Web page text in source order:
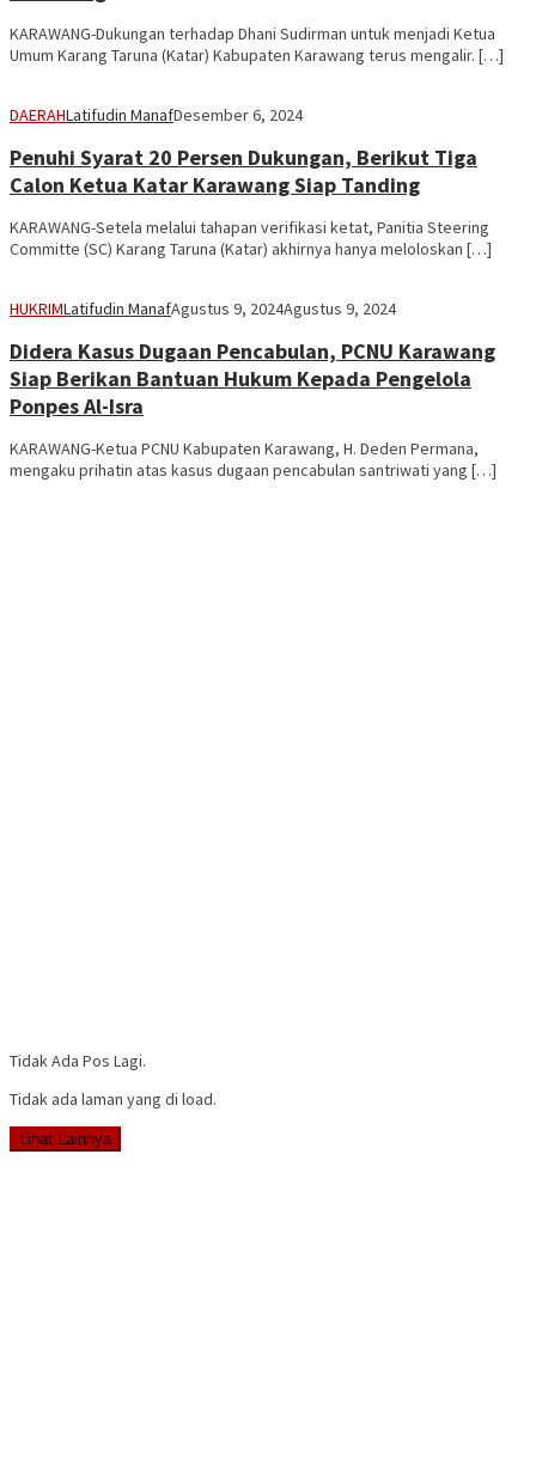
KARAWANG-Dukungan terhadap Dhani Sudirman untuk menjadi Ketua
Umum Karang Taruna (Katar) Kabupaten Karawang terus mengalir. […]
DAERAHLatifudin ManafDesember 6, 2024
Penuhi Syarat 20 Persen Dukungan, Berikut Tiga
Calon Ketua Katar Karawang Siap Tanding
KARAWANG-Setela melalui tahapan verifikasi ketat, Panitia Steering
Committe (SC) Karang Taruna (Katar) akhirnya hanya meloloskan […]
HUKRIMLatifudin ManafAgustus 9, 2024Agustus 9, 2024
Didera Kasus Dugaan Pencabulan, PCNU Karawang
Siap Berikan Bantuan Hukum Kepada Pengelola
Ponpes Al-Isra
KARAWANG-Ketua PCNU Kabupaten Karawang, H. Deden Permana,
mengaku prihatin atas kasus dugaan pencabulan santriwati yang […]
Tidak Ada Pos Lagi.
Tidak ada laman yang di load.
Lihat Lainnya